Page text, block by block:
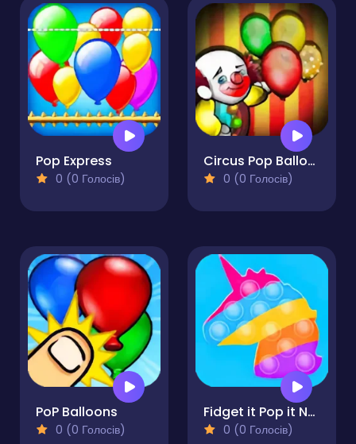
Pop Express
0 (0 Голосів)
Circus Pop Balloons
0 (0 Голосів)
PoP Balloons
0 (0 Голосів)
Fidget it Pop it Now!
0 (0 Голосів)